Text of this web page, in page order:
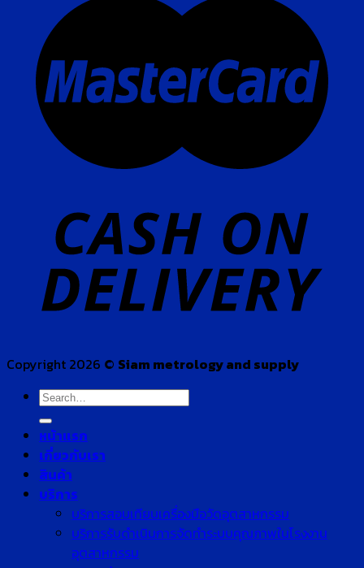
Copyright 2026 © Siam metrology and supply
Search
for:
หน้าแรก
เกี่ยวกับเรา
สินค้า
บริการ
บริการสอบเทียบเครื่องมือวัดอุตสาหกรรม
บริการรับดำเนินการจัดทำระบบคุณภาพในโรงงาน
อุตสาหกรรม